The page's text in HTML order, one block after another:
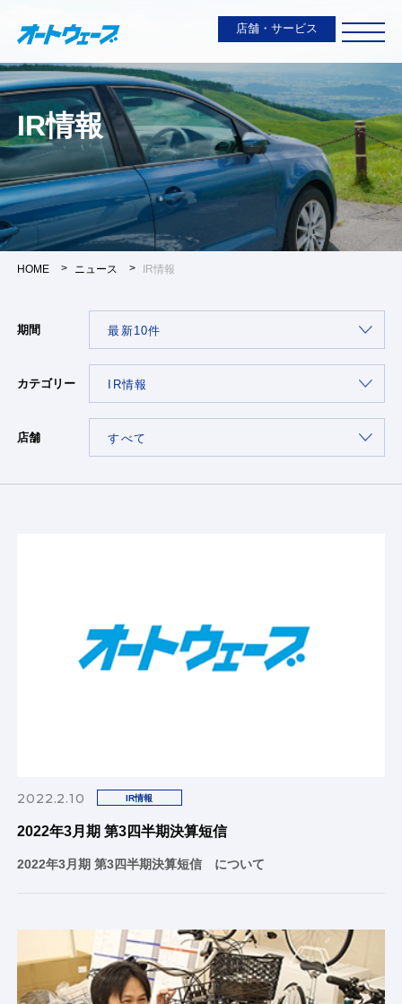
店舗・サービス
IR情報
HOME ニュース IR情報
期間
カテゴリー
店舗
2022.2.10 IR情報
2022年3月期 第3四半期決算短信
2022年3月期 第3四半期決算短信 について